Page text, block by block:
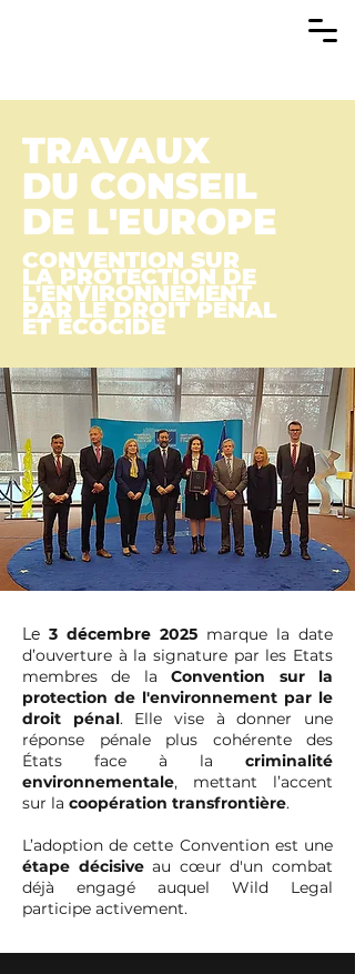
TRAVAUX
DU CONSEIL
DE L'EUROPE
CONVENTION SUR
LA PROTECTION DE
L'ENVIRONNEMENT
PAR LE DROIT PÉNAL
ET ÉCOCIDE
Le 3 décembre 2025 marque la date
d’ouverture à la signature par les Etats
membres de laConvention sur la
protection de l'environnement par le
droit pénal. Elle vise à donner une
réponse pénale plus cohérente des
États face à la criminalité
environnementale, mettant l’accent
sur la coopération transfrontière.
L’adoption de cette Convention est une
étape décisiveau cœur d'un combat
déjà engagé auquel Wild Legal
participe activement.